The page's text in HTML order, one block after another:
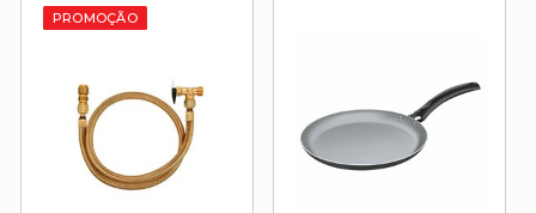
PROMOÇÃO